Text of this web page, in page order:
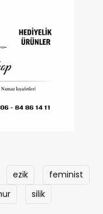
ezik
feminist
silik